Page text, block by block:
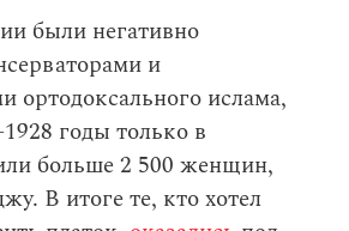
были негативно
и
ортодоксального ислама,
годы только в
больше 2 500 женщин,
В итоге те, кто хотел